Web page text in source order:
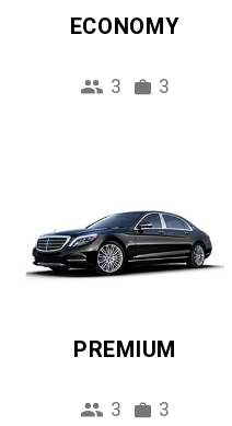
ECONOMY
3 3
PREMIUM
3 3